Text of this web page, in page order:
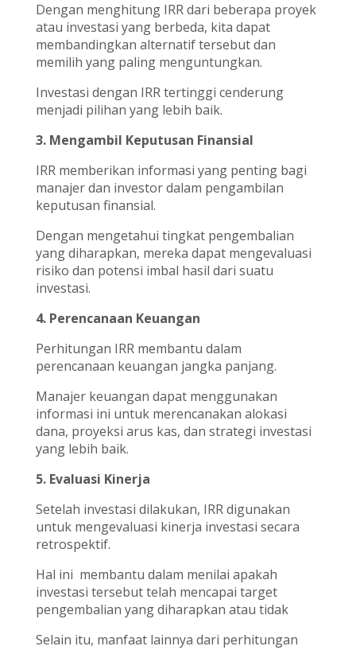
Dengan menghitung IRR dari beberapa proyek
atau investasi yang berbeda, kita dapat
membandingkan alternatif tersebut dan
memilih yang paling menguntungkan.
Investasi dengan IRR tertinggi cenderung
menjadi pilihan yang lebih baik.
3. Mengambil Keputusan Finansial
IRR memberikan informasi yang penting bagi
manajer dan investor dalam pengambilan
keputusan finansial.
Dengan mengetahui tingkat pengembalian
yang diharapkan, mereka dapat mengevaluasi
risiko dan potensi imbal hasil dari suatu
investasi.
4. Perencanaan Keuangan
Perhitungan IRR membantu dalam
perencanaan keuangan jangka panjang.
Manajer keuangan dapat menggunakan
informasi ini untuk merencanakan alokasi
dana, proyeksi arus kas, dan strategi investasi
yang lebih baik.
5. Evaluasi Kinerja
Setelah investasi dilakukan, IRR digunakan
untuk mengevaluasi kinerja investasi secara
retrospektif.
Hal ini membantu dalam menilai apakah
investasi tersebut telah mencapai target
pengembalian yang diharapkan atau tidak
Selain itu, manfaat lainnya dari perhitungan